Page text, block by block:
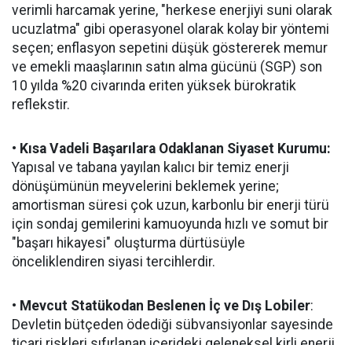
verimli harcamak yerine, "herkese enerjiyi suni olarak
ucuzlatma" gibi operasyonel olarak kolay bir yöntemi
seçen; enflasyon sepetini düşük göstererek memur
ve emekli maaşlarının satın alma gücünü (SGP) son
10 yılda %20 civarında eriten yüksek bürokratik
reflekstir.
• Kısa Vadeli Başarılara Odaklanan Siyaset Kurumu:
Yapısal ve tabana yayılan kalıcı bir temiz enerji
dönüşümünün meyvelerini beklemek yerine;
amortisman süresi çok uzun, karbonlu bir enerji türü
için sondaj gemilerini kamuoyunda hızlı ve somut bir
"başarı hikayesi" oluşturma dürtüsüyle
önceliklendiren siyasi tercihlerdir.
• Mevcut Statükodan Beslenen İç ve Dış Lobiler:
Devletin bütçeden ödediği sübvansiyonlar sayesinde